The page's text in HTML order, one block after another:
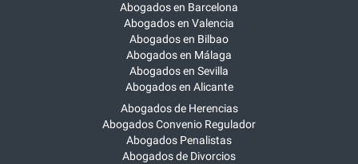
Abogados en Barcelona
Abogados en Valencia
Abogados en Bilbao
Abogados en Málaga
Abogados en Sevilla
Abogados en Alicante
Abogados de Herencias
Abogados Convenio Regulador
Abogados Penalistas
Abogados de Divorcios